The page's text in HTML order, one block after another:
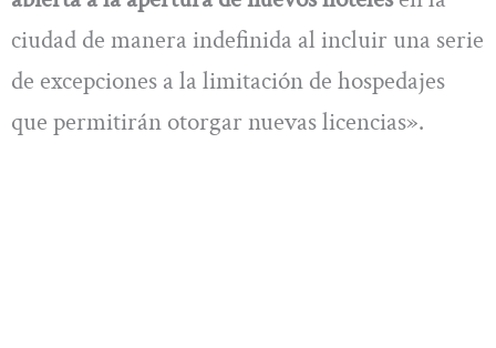
ciudad de manera indefinida al incluir una serie
de excepciones a la limitación de hospedajes
que permitirán otorgar nuevas licencias».